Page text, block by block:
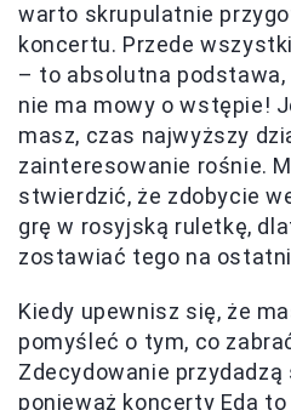
warto skrupulatnie
koncertu. Przede
– to absolutna podstawa,
nie ma mowy o wstępie!
masz, czas najwyższy
zainteresowanie rośnie.
stwierdzić, że zdobycie
grę w rosyjską ruletkę,
zostawiać tego na
Kiedy upewnisz się, że
pomyśleć o tym, co
Zdecydowanie
ponieważ koncerty Eda